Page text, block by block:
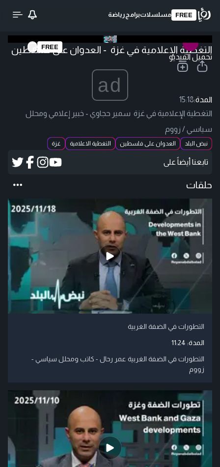
FREE مسلسلاتبرامج رياضة
تحميل الفيديو
FREE
التغطية الإعلامية في غزة - العدوان على فلسطين
ad
المدة:15:18
التغطية الإعلامية في غزة سمير حجاوي - خبير إعلامي ومحلل
سياسي / زووم
نبض البلد العدوان على فلسطين التغطية الاعلامية غزة
تابعنا أيضاً على
حلقات
التطورات في الضفة الغربية
المدة: 11:24
التطورات في الضفة الغربية عمر رحال - كاتب ومحلل سياسي -
زووم